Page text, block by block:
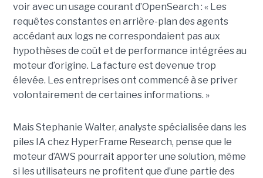
voir avec un usage courant d’OpenSearch : « Les
requêtes constantes en arrière-plan des agents
accédant aux logs ne correspondaient pas aux
hypothèses de coût et de performance intégrées au
moteur d’origine. La facture est devenue trop
élevée. Les entreprises ont commencé à se priver
volontairement de certaines informations. »
Mais Stephanie Walter, analyste spécialisée dans les
piles IA chez HyperFrame Research, pense que le
moteur d’AWS pourrait apporter une solution, même
si les utilisateurs ne profitent que d’une partie des